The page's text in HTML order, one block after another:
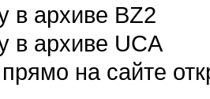
в архиве BZ2
в архиве UCA
прямо на сайте